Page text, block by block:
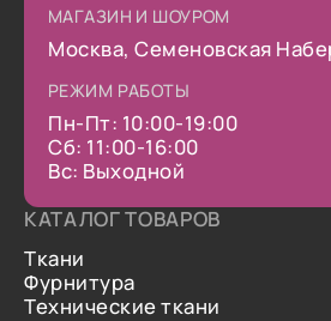
МАГАЗИН И ШОУРОМ
Москва, Семеновская
РЕЖИМ РАБОТЫ
Пн-Пт: 10:00-19:00
Сб: 11:00-16:00
Вс: Выходной
КАТАЛОГ ТОВАРОВ
Ткани
Фурнитура
Технические ткани